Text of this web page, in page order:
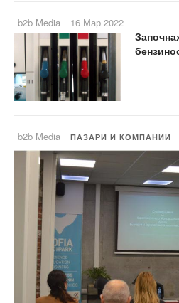
b2b Media 16 Мар 2022
b2b Media ПАЗАРИ И КОМПАНИИ